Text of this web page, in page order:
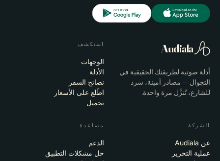
Audiala
أدلة صوتية لطريقتك الحقيقية في
التجوال — مصادر أمينة، سرد
للشارع، تُنزَّل مرة واحدة.
استكشف
الوجهات
الأدلة
نصائح السفر
اطّلع على الأسعار
تحميل
الشركة
عن Audiala
عملية التحرير
مساعدة
الدعم
حل مشكلات التطبيق